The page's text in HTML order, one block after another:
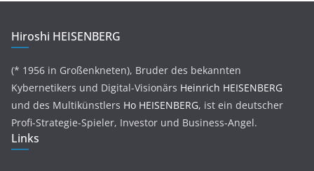
Hiroshi HEISENBERG
(* 1956 in Großenkneten), Bruder des bekannten
Kybernetikers und Digital-Visionärs Heinrich HEISENBERG
und des Multikünstlers Ho HEISENBERG, ist ein deutscher
Profi-Strategie-Spieler, Investor und Business-Angel.
Links